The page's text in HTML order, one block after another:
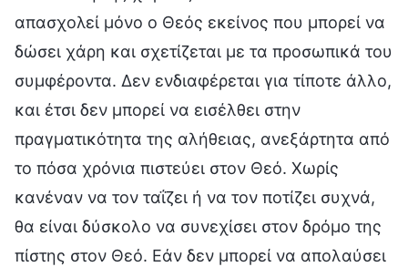
απασχολεί μόνο ο Θεός εκείνος που μπορεί να
δώσει χάρη και σχετίζεται με τα προσωπικά του
συμφέροντα. Δεν ενδιαφέρεται για τίποτε άλλο,
και έτσι δεν μπορεί να εισέλθει στην
πραγματικότητα της αλήθειας, ανεξάρτητα από
το πόσα χρόνια πιστεύει στον Θεό. Χωρίς
κανέναν να τον ταΐζει ή να τον ποτίζει συχνά,
θα είναι δύσκολο να συνεχίσει στον δρόμο της
πίστης στον Θεό. Εάν δεν μπορεί να απολαύσει